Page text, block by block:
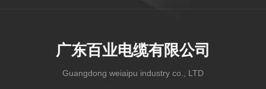
广东百业电缆有限公司
Guangdong weiaipu industry co., LTD